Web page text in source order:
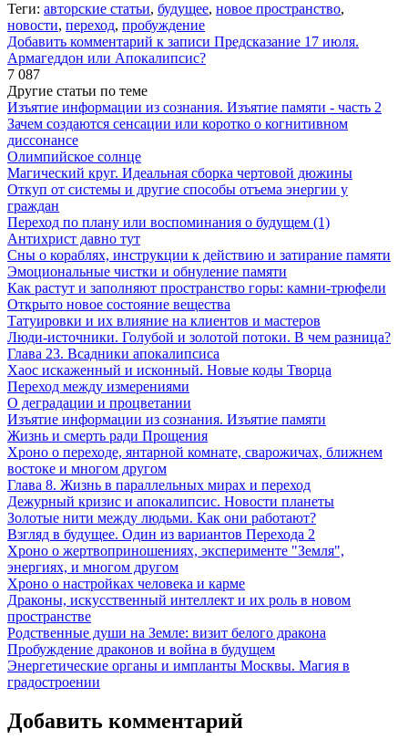
Теги: авторские статьи, будущее, новое пространство,
новости, переход, пробуждение
Добавить комментарий к записи Предсказание 17 июля.
Армагеддон или Апокалипсис?
7 087
Другие статьи по теме
Изъятие информации из сознания. Изъятие памяти - часть 2
Зачем создаются сенсации или коротко о когнитивном
диссонансе
Олимпийское солнце
Магический круг. Идеальная сборка чертовой дюжины
Откуп от системы и другие способы отъема энергии у
граждан
Переход по плану или воспоминания о будущем (1)
Антихрист давно тут
Сны о кораблях, инструкции к действию и затирание памяти
Эмоциональные чистки и обнуление памяти
Как растут и заполняют пространство горы: камни-трюфели
Открыто новое состояние вещества
Татуировки и их влияние на клиентов и мастеров
Люди-источники. Голубой и золотой потоки. В чем разница?
Глава 23. Всадники апокалипсиса
Хаос искаженный и исконный. Новые коды Творца
Переход между измерениями
О деградации и процветании
Изъятие информации из сознания. Изъятие памяти
Жизнь и смерть ради Прощения
Хроно о переходе, янтарной комнате, сварожичах, ближнем
востоке и многом другом
Глава 8. Жизнь в параллельных мирах и переход
Дежурный кризис и апокалипсис. Новости планеты
Золотые нити между людьми. Как они работают?
Взгляд в будущее. Один из вариантов Перехода 2
Хроно о жертвоприношениях, эксперименте "Земля",
энергиях, и многом другом
Хроно о настройках человека и карме
Драконы, искусственный интеллект и их роль в новом
пространстве
Родственные души на Земле: визит белого дракона
Пробуждение драконов и война в будущем
Энергетические органы и импланты Москвы. Магия в
градостроении
Добавить комментарий